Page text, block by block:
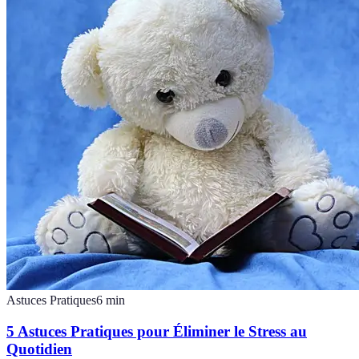
Astuces Pratiques6 min
5 Astuces Pratiques pour Éliminer le Stress au
Quotidien